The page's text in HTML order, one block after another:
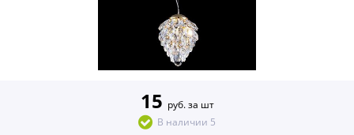
15 руб. за шт
В наличии 5